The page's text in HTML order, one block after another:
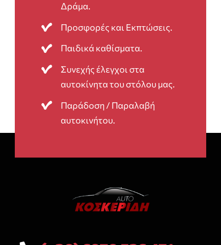
Δράμα.
Προσφορές και Εκπτώσεις.
Παιδικά καθίσματα.
Συνεχής έλεγχοι στα
αυτοκίνητα του στόλου μας.
Παράδοση / Παραλαβή
αυτοκινήτου.